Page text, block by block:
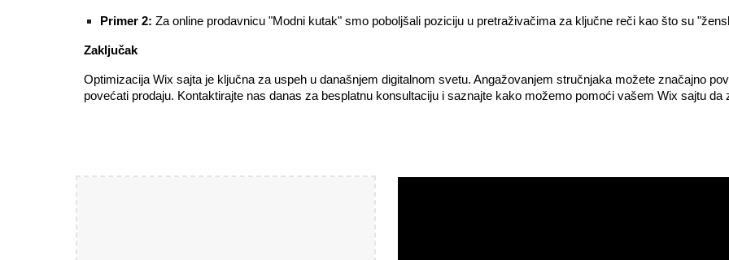
Primer 2: Za online prodavnicu "Modni kutak" smo poboljšali poziciju u pretraživačima za ključne reči kao što su
Zaključak
Optimizacija Wix sajta je ključna za uspeh u današnjem digitalnom svetu. Angažovanjem stručnjaka možete značajno
povećati prodaju. Kontaktirajte nas danas za besplatnu konsultaciju i saznajte kako možemo pomoći vašem Wix sajtu da